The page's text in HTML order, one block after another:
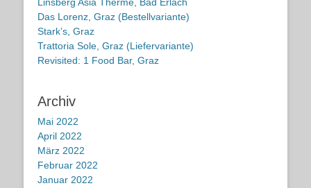
Linsberg Asia Therme, Bad Erlach
Das Lorenz, Graz (Bestellvariante)
Stark’s, Graz
Trattoria Sole, Graz (Liefervariante)
Revisited: 1 Food Bar, Graz
Archiv
Mai 2022
April 2022
März 2022
Februar 2022
Januar 2022